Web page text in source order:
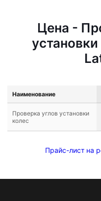
Цена -
Наименование
Проверка углов установки
колес
Прайс-лист на